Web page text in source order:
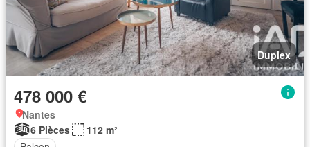
Duplex
478 000 €
Nantes
6 Pièces
112 m²